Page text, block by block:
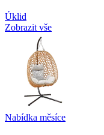
Úklid
Zobrazit vše
Nabídka měsíce